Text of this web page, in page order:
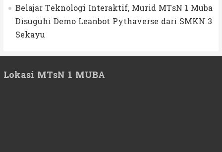
Belajar Teknologi Interaktif, Murid MTsN 1 Muba
Disuguhi Demo Leanbot Pythaverse dari SMKN 3
Sekayu
Lokasi MTsN 1 MUBA